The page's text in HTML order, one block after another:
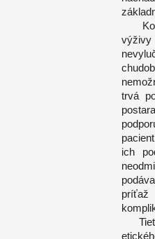
výživy
trvá
ich
Tieto